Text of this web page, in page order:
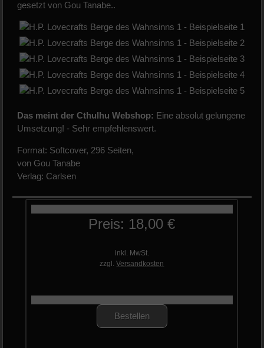
gesetzt von Gou Tanabe..
Das meint der Cthulhu Webshop: Eine absolut gelungene
Umsetzung! - Sehr empfehlenswert.
Format: Softcover, 296 Seiten,
von Gou Tanabe
Verlag: Carlsen
Preis: 18,00 €
inkl. MwSt.
zzgl.Versandkosten
Bestellen